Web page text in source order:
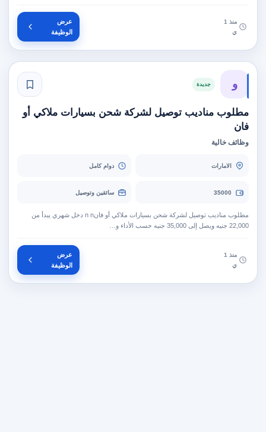
منذ 1
ي
عرض
الوظيفة
و جديدة
مطلوب مناديب توصيل لشركة شحن بسيارات ملاكي أو
فان
وظائف خالية
الامارات دوام كامل
35000 سائقين وتوصيل
مطلوب مناديب توصيل لشركة شحن بسيارات ملاكي أو فانn n دخل شهري يبدأ من
22,000 جنيه ويصل إلى 35,000 جنيه حسب الأداء و…
منذ 1
ي
عرض
الوظيفة